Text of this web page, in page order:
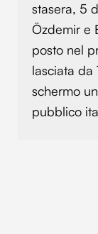
stasera, 5
Özdemir e
posto nel
lasciata da
schermo
pubblico